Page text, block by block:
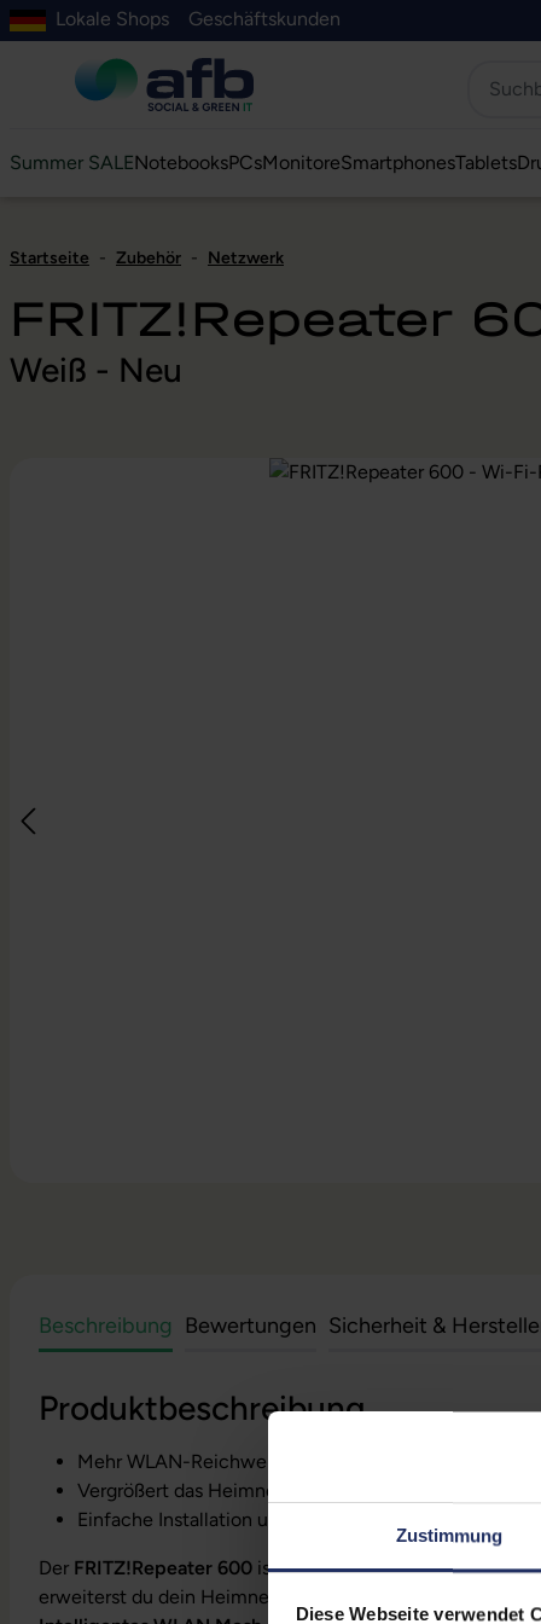
Zustimmung
Diese Webseite verwendet
springen
Suche springen
Zur Hauptnavigation springen
Zur Navigation der B2B-Plattform springen
Lokale Shops Geschäftskunden
Summer SALENotebooksPCsMonitoreSmartphonesTablets
Startseite - Zubehör - Netzwerk
FRITZ!Repeater
Weiß - Neu
Beschreibung Bewertungen Sicherheit &
Produktbeschreibung
Mehr WLAN-Reichweite mit bis zu 600 MBit/s und
Vergrößert das Heimnetz mit WLAN Mesh
Einfache Installation und komfortable Bedienung
Der FRITZ!Repeater 600 ist das kleinste Mitglied der
erweiterst du dein Heimnetz